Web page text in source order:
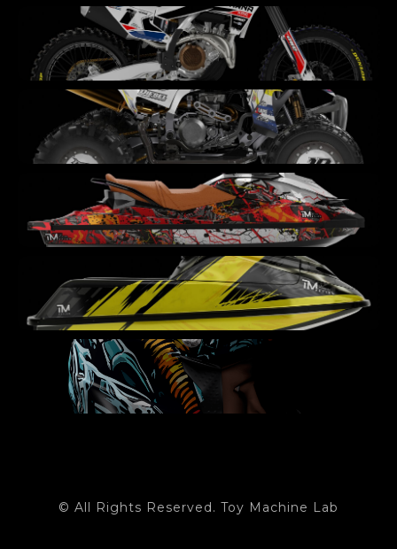
© All Rights Reserved. Toy Machine Lab